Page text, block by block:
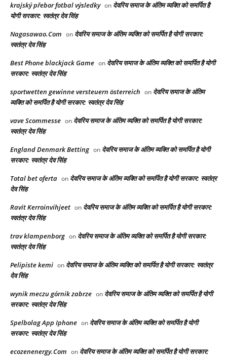
krajský přebor fotbal výsledky on देवरिय समाज के अंतिम व्यक्ति को समर्पित है
योगी सरकार: स्वतंत्र देव सिंह
Nagasawao.Com on देवरिय समाज के अंतिम व्यक्ति को समर्पित है योगी सरकार:
स्वतंत्र देव सिंह
Best Phone blackjack Game on देवरिय समाज के अंतिम व्यक्ति को समर्पित है योगी
सरकार: स्वतंत्र देव सिंह
sportwetten gewinne versteuern österreich on देवरिय समाज के अंतिम
व्यक्ति को समर्पित है योगी सरकार: स्वतंत्र देव सिंह
vave Scommesse on देवरिय समाज के अंतिम व्यक्ति को समर्पित है योगी सरकार:
स्वतंत्र देव सिंह
England Denmark Betting on देवरिय समाज के अंतिम व्यक्ति को समर्पित है योगी
सरकार: स्वतंत्र देव सिंह
Total bet oferta on देवरिय समाज के अंतिम व्यक्ति को समर्पित है योगी सरकार: स्वतंत्र
देव सिंह
Ravit Kerroinvihjeet on देवरिय समाज के अंतिम व्यक्ति को समर्पित है योगी सरकार:
स्वतंत्र देव सिंह
trav klampenborg on देवरिय समाज के अंतिम व्यक्ति को समर्पित है योगी सरकार:
स्वतंत्र देव सिंह
Pelipiste kemi on देवरिय समाज के अंतिम व्यक्ति को समर्पित है योगी सरकार: स्वतंत्र
देव सिंह
wynik meczu górnik zabrze on देवरिय समाज के अंतिम व्यक्ति को समर्पित है योगी
सरकार: स्वतंत्र देव सिंह
Spelbolag App Iphone on देवरिय समाज के अंतिम व्यक्ति को समर्पित है योगी
सरकार: स्वतंत्र देव सिंह
ecozenenergy.Com on देवरिय समाज के अंतिम व्यक्ति को समर्पित है योगी सरकार: